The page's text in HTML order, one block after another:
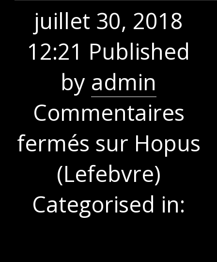
juillet 30, 2018
12:21 Published
by admin
Commentaires
fermés sur Hopus
(Lefebvre)
Categorised in: